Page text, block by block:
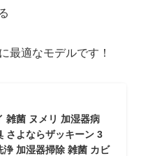
最適なモデルです！
雑菌 ヌメリ 加湿器病
さよならザッキーン 3
加湿器掃除 雑菌 カビ